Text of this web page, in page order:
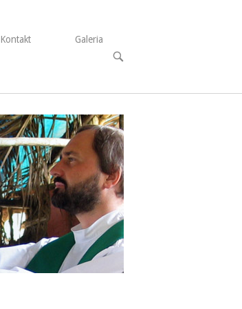
Kontakt
Galeria
Open